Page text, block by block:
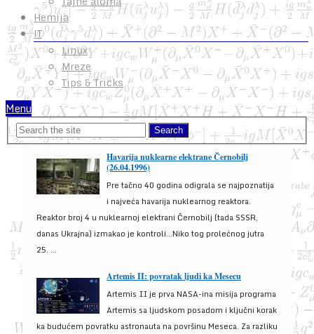
Hemija
IT
Linux
Mreze
Tips & Tricks
Menu
Havarija nuklearne elektrane Černobilj
(26.04.1996)
Pre tačno 40 godina odigrala se najpoznatija
i najveća havarija nuklearnog reaktora.
Reaktor broj 4 u nuklearnoj elektrani Černobilj (tada SSSR,
danas Ukrajna) izmakao je kontroli...Niko tog prolećnog jutra
25. ...
Artemis II: povratak ljudi ka Mesecu
Artemis II je prva NASA-ina misija programa
Artemis sa ljudskom posadom i ključni korak
ka budućem povratku astronauta na površinu Meseca. Za razliku